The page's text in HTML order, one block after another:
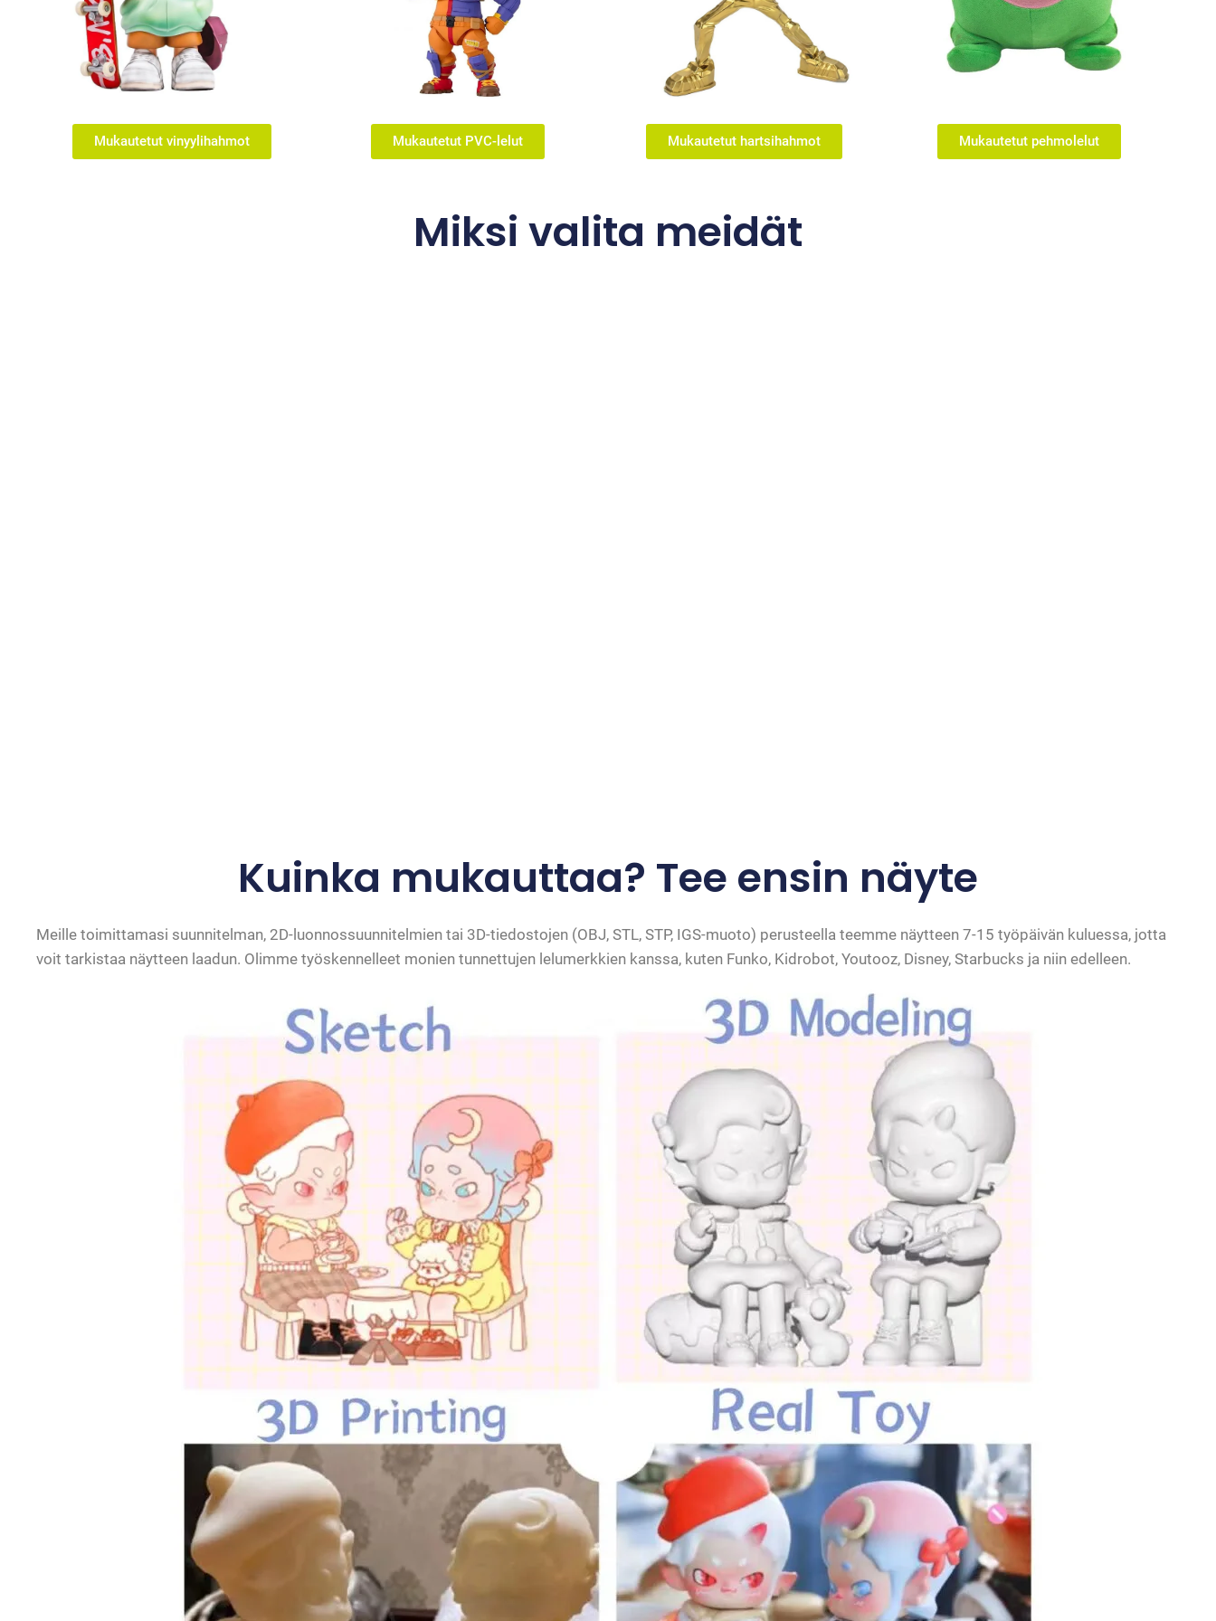
Mukautetut vinyylihahmot Mukautetut PVC-lelut Mukautetut hartsihahmot Mukautetut pehmolelut
Miksi valita meidät
Kuinka mukauttaa? Tee ensin näyte
Meille toimittamasi suunnitelman, 2D-luonnossuunnitelmien tai 3D-tiedostojen (OBJ, STL, STP, IGS-muoto) perusteella teemme näytteen 7-15 työpäivän kuluessa, jotta
voit tarkistaa näytteen laadun. Olimme työskennelleet monien tunnettujen lelumerkkien kanssa, kuten Funko, Kidrobot, Youtooz, Disney, Starbucks ja niin edelleen.